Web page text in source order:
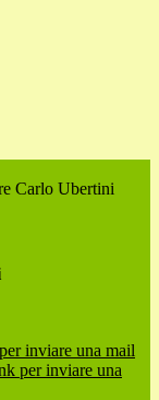
Carlo Ubertini
inviare una mail
per inviare una